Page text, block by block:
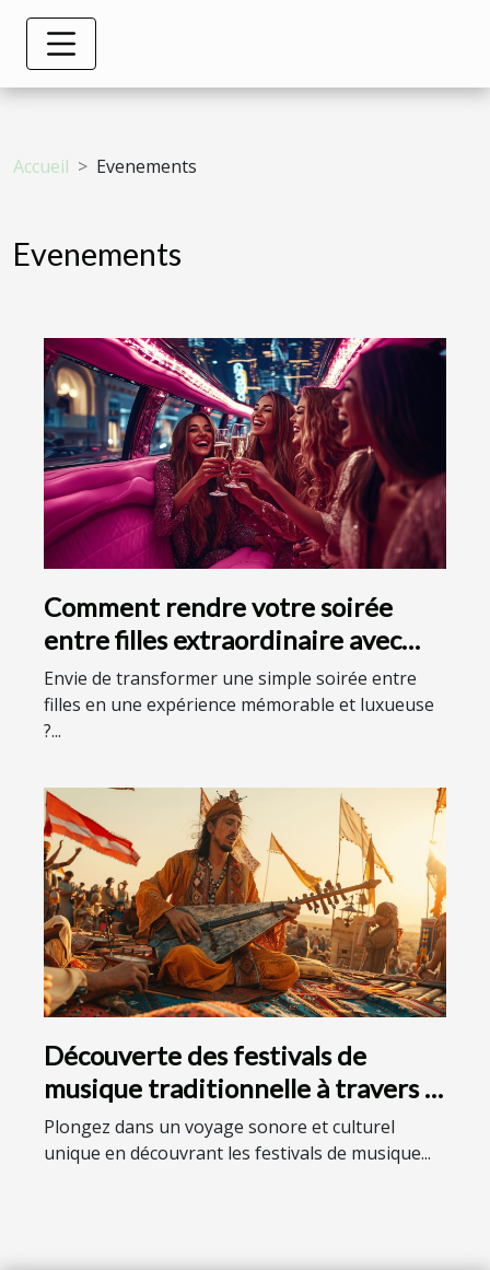
Accueil Evenements
Evenements
Comment rendre votre soirée
entre filles extraordinaire avec
une limousine ?
Envie de transformer une simple soirée entre
filles en une expérience mémorable et luxueuse
?...
Découverte des festivals de
musique traditionnelle à travers le
monde
Plongez dans un voyage sonore et culturel
unique en découvrant les festivals de musique...